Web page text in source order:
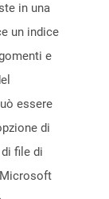
in una
un indice
e
essere
di
file di